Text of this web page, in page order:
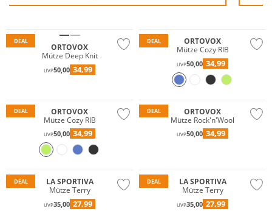
DEAL
ORTOVOX
Mütze Deep Knit
UVP50,00 34,99
DEAL
ORTOVOX
Mütze Cozy RIB
UVP50,00 34,99
DEAL
ORTOVOX
Mütze Cozy RIB
UVP50,00 34,99
DEAL
ORTOVOX
Mütze Rock'n'Wool
UVP50,00 34,99
DEAL
LA SPORTIVA
Mütze Terry
UVP35,00 27,99
DEAL
LA SPORTIVA
Mütze Terry
UVP35,00 27,99